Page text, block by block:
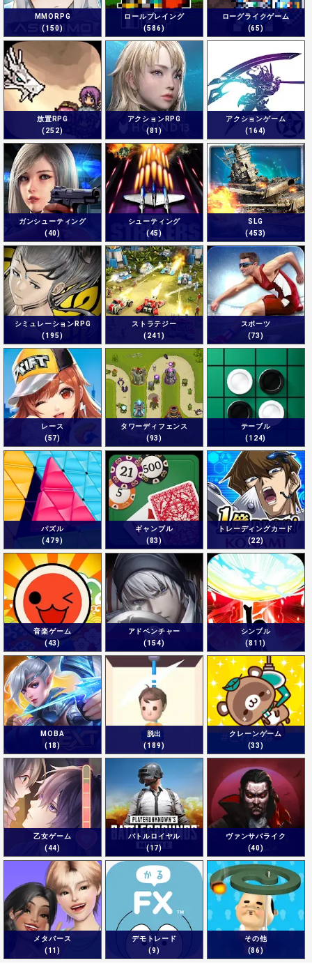
MMORPG
(150)
ロールプレイング
(586)
ローグライクゲーム
(65)
放置RPG
(252)
アクションRPG
(81)
アクションゲーム
(164)
ガンシューティング
(40)
シューティング
(45)
SLG
(453)
シミュレーションRPG
(195)
ストラテジー
(241)
スポーツ
(73)
レース
(57)
タワーディフェンス
(93)
テーブル
(124)
パズル
(479)
ギャンブル
(83)
トレーディングカード
(22)
音楽ゲーム
(43)
アドベンチャー
(154)
シンプル
(811)
MOBA
(18)
脱出
(189)
クレーンゲーム
(33)
乙女ゲーム
(44)
バトルロイヤル
(17)
ヴァンサバライク
(40)
メタバース
(11)
デモトレード
(9)
その他
(86)